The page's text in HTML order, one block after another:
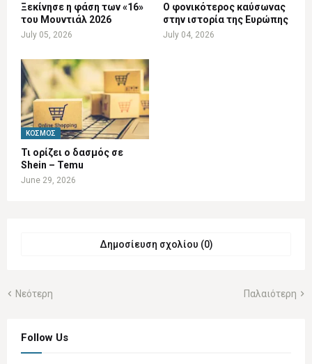
Ξεκίνησε η φάση των «16»
του Μουντιάλ 2026
July 05, 2026
Ο φονικότερος καύσωνας
στην ιστορία της Ευρώπης
July 04, 2026
ΚΌΣΜΟΣ
Τι ορίζει ο δασμός σε
Shein – Temu
June 29, 2026
Δημοσίευση σχολίου (0)
Νεότερη Παλαιότερη
Follow Us